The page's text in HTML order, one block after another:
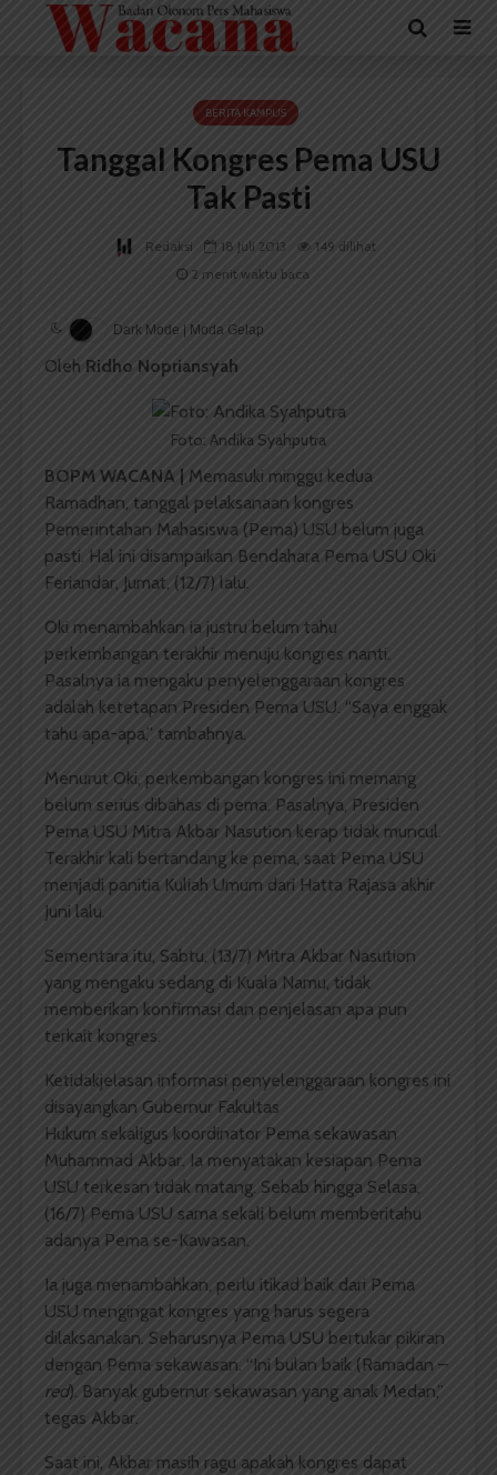
BERITA KAMPUS
Tanggal Kongres Pema USU
Tak Pasti
Redaksi 18 Juli 2013
149 dilihat
2 menit waktu baca
Dark Mode | Moda Gelap
Oleh Ridho Nopriansyah
Foto: Andika Syahputra
BOPM WACANA |
Memasuki minggu kedua
Ramadhan, tanggal pelaksanaan kongres
Pemerintahan Mahasiswa (Pema) USU belum juga
pasti. Hal ini disampaikan Bendahara Pema USU Oki
Feriandar, Jumat, (12/7) lalu.
Oki menambahkan ia justru belum tahu
perkembangan terakhir menuju kongres nanti.
Pasalnya ia mengaku penyelenggaraan kongres
adalah ketetapan Presiden Pema USU. “Saya enggak
tahu apa-apa,” tambahnya.
Menurut Oki, perkembangan kongres ini memang
belum serius dibahas di pema. Pasalnya, Presiden
Pema USU Mitra Akbar Nasution kerap tidak muncul.
Terakhir kali bertandang ke pema, saat Pema USU
menjadi panitia Kuliah Umum dari Hatta Rajasa akhir
Juni lalu.
Sementara itu, Sabtu, (13/7) Mitra Akbar Nasution
yang mengaku sedang di Kuala Namu, tidak
memberikan konfirmasi dan penjelasan apa pun
terkait kongres.
Ketidakjelasan informasi penyelenggaraan kongres ini
disayangkan Gubernur Fakultas
Hukum sekaligus koordinator Pema sekawasan
Muhammad Akbar. Ia menyatakan kesiapan Pema
USU terkesan tidak matang. Sebab hingga Selasa,
(16/7) Pema USU sama sekali belum memberitahu
adanya Pema se-Kawasan.
Ia juga menambahkan, perlu itikad baik dari Pema
USU mengingat kongres yang harus segera
dilaksanakan. Seharusnya Pema USU bertukar pikiran
dengan Pema sekawasan. “Ini bulan baik (Ramadan –
red). Banyak gubernur sekawasan yang anak Medan,”
tegas Akbar.
Saat ini, Akbar masih ragu apakah kongres dapat